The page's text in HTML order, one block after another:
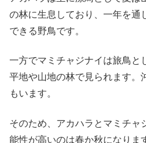
の林に生息しており、一年を通
できる野鳥です。
一方でマミチャジナイは旅鳥と
平地や山地の林で見られます。
もいます。
そのため、アカハラとマミチャ
能性が高いのは春か秋になりま